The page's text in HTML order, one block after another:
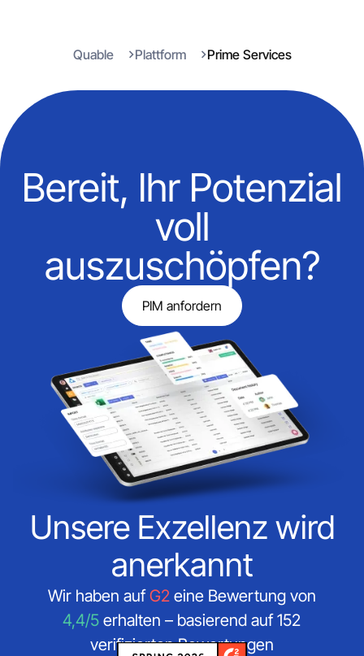
Quable Plattform Prime Services
Bereit, Ihr Potenzial
voll
auszuschöpfen?
PIM anfordern
Unsere Exzellenz wird
anerkannt
Wir haben aufG2eine Bewertung von
4,4/5 erhalten – basierend auf 152
verifizierten Bewertungen